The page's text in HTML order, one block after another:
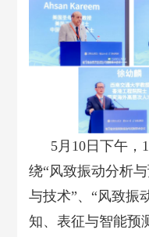
5月10日下午，
绕“风致振动分析
与技术”、“风致振
知、表征与智能预